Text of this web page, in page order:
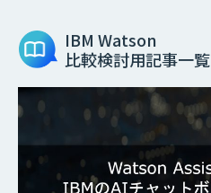
IBM Watson
比較検討用記事一覧